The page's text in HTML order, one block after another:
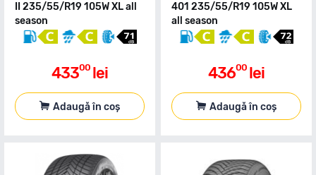
II 235/55/R19 105W XL all
season
43300 lei
Adaugă în coș
401 235/55/R19 105W XL
all season
43600 lei
Adaugă în coș